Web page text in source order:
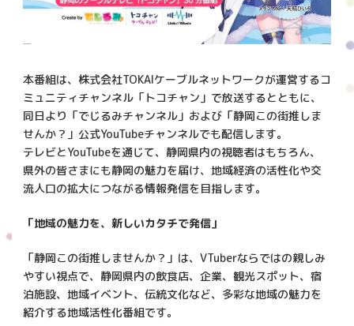
本番組は、株式会社TOKAIケーブルネットワークが運営するコ
ミュニティチャンネル「トコチャン」で放送するとともに、
同日より「でじるみチャンネル」および「静岡この街推しま
せんか？」公式YouTubeチャンネルでも配信します。
テレビとYouTubeを通じて、静岡県内の視聴者はもちろん、
県外の皆さまにも静岡の魅力を届け、地域経済の活性化や交
流人口の拡大につながる情報発信を目指します。
「地域の魅力を、新しいカタチで発信」
「静岡この街推しませんか？」は、VTuberならではの親しみ
やすい視点で、静岡県内の飲食店、企業、観光スポット、宿
泊施設、地域イベント、伝統文化など、多彩な地域の魅力を
紹介する地域活性化番組です。